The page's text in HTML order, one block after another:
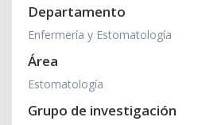
Departamento
Enfermería y Estomatología
Área
Estomatología
Grupo de investigación